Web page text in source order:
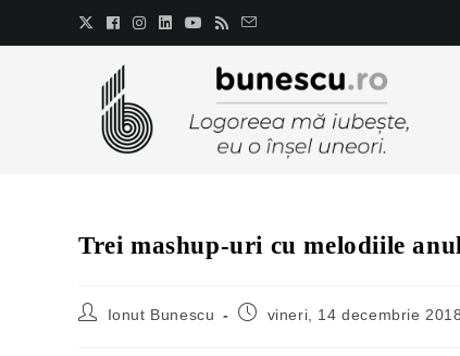
Trei mashup-uri cu melodiile
Ionut Bunescu vineri, 14 decembrie 2018